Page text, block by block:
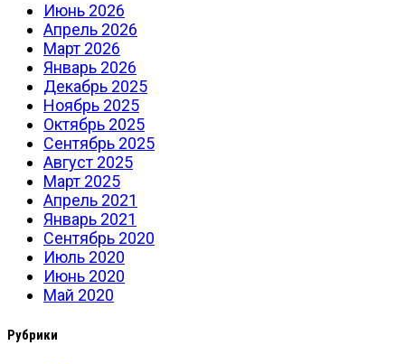
Июнь 2026
Апрель 2026
Март 2026
Январь 2026
Декабрь 2025
Ноябрь 2025
Октябрь 2025
Сентябрь 2025
Август 2025
Март 2025
Апрель 2021
Январь 2021
Сентябрь 2020
Июль 2020
Июнь 2020
Май 2020
Рубрики